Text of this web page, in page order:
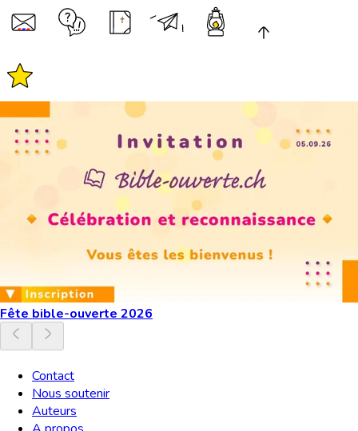
Fête bible-ouverte 2026
Contact
Nous soutenir
Auteurs